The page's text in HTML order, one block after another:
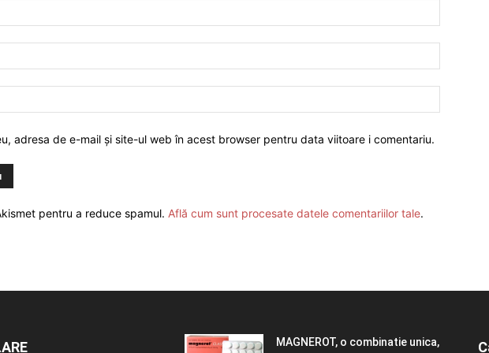
adresa de e-mail și site-ul web în acest browser pentru data viitoare i comentariu.
pentru a reduce spamul. Află cum sunt procesate datele comentariilor tale.
MAGNEROT, o combinatie unica,